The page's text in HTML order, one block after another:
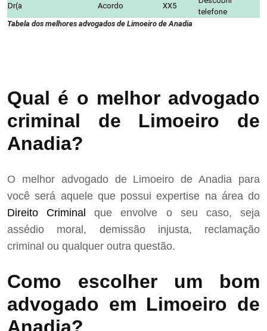
Dr(a
Acordo XX5
telefone
Tabela dos melhores advogados de Limoeiro de Anadia
Qual é o melhor advogado
criminal de Limoeiro de
Anadia?
O melhor advogado de Limoeiro de Anadia para
você será aquele que possui expertise na área do
Direito Criminal que envolve o seu caso, seja
assédio moral, demissão injusta, reclamação
criminal ou qualquer outra questão.
Como escolher um bom
advogado em Limoeiro de